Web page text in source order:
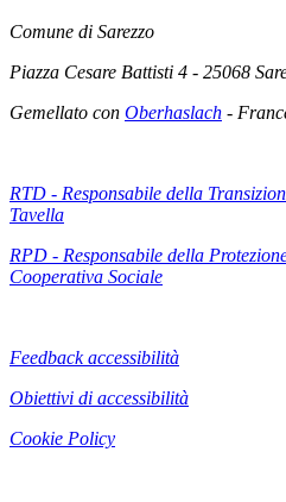
Comune di Sarezzo
Piazza Cesare Battisti 4 - 25068
Gemellato con Oberhaslach -
RTD - Responsabile della
Tavella
RPD - Responsabile della
Cooperativa Sociale
Feedback accessibilità
Obiettivi di accessibilità
Cookie Policy